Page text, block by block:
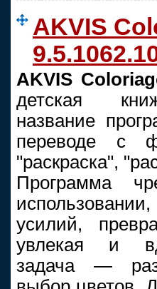
AKVIS
AKVIS
детская
название
переводе с
"раскраска",
Программа
усилий,
увлекая и
задача —